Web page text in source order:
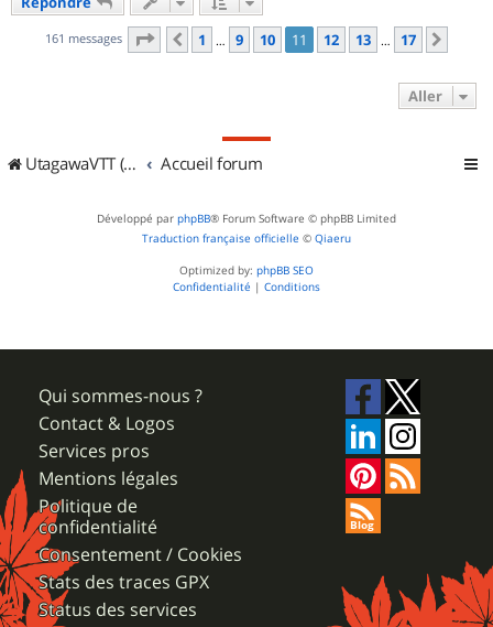
161 messages Page 11 sur17
Précédent
1 … 9 10 11 12 13 … 17
Aller
UtagawaVTT (Randos VTT et VTTAE avec traces GPS) Accueil forum
Développé par phpBB® Forum Software © phpBB Limited
Traduction française officielle © Qiaeru
Optimized by: phpBB SEO
Confidentialité | Conditions
Qui sommes-nous ?
Contact & Logos
Services pros
Mentions légales
Politique de
confidentialité
Consentement / Cookies
Stats des traces GPX
Status des services